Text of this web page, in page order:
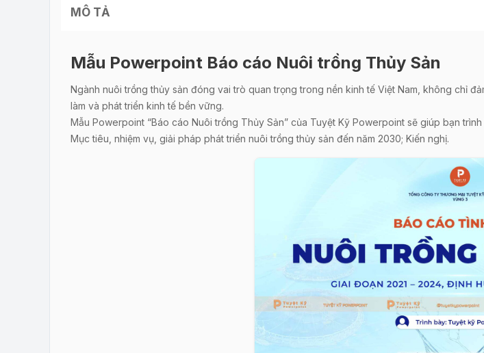
MÔ TẢ
Mẫu Powerpoint Báo cáo Nuôi trồng Thủy Sản
Ngành nuôi trồng thủy sản đóng vai trò quan trọng trong nền kinh tế Việt Nam, không chỉ
làm và phát triển kinh tế bền vững.
Mẫu Powerpoint “Báo cáo Nuôi trồng Thủy Sản” của Tuyệt Kỹ Powerpoint sẽ giúp bạn
Mục tiêu, nhiệm vụ, giải pháp phát triển nuôi trồng thủy sản đến năm 2030; Kiến nghị.